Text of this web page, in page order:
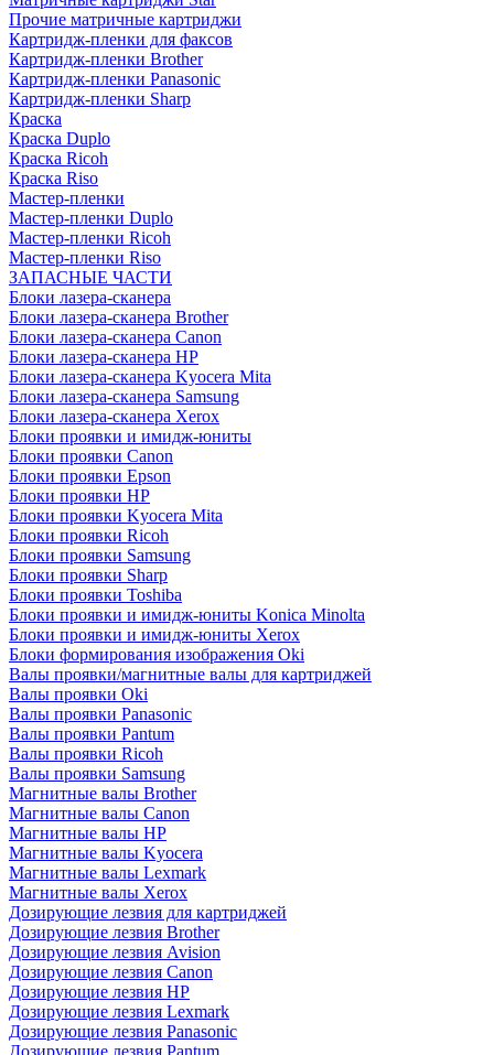
Прочие матричные картриджи
Картридж-пленки для факсов
Картридж-пленки Brother
Картридж-пленки Panasonic
Картридж-пленки Sharp
Краска
Краска Duplo
Краска Ricoh
Краска Riso
Мастер-пленки
Мастер-пленки Duplo
Мастер-пленки Ricoh
Мастер-пленки Riso
ЗАПАСНЫЕ ЧАСТИ
Блоки лазера-сканера
Блоки лазера-сканера Brother
Блоки лазера-сканера Canon
Блоки лазера-сканера HP
Блоки лазера-сканера Kyocera Mita
Блоки лазера-сканера Samsung
Блоки лазера-сканера Xerox
Блоки проявки и имидж-юниты
Блоки проявки Canon
Блоки проявки Epson
Блоки проявки HP
Блоки проявки Kyocera Mita
Блоки проявки Ricoh
Блоки проявки Samsung
Блоки проявки Sharp
Блоки проявки Toshiba
Блоки проявки и имидж-юниты Konica Minolta
Блоки проявки и имидж-юниты Xerox
Блоки формирования изображения Oki
Валы проявки/магнитные валы для картриджей
Валы проявки Oki
Валы проявки Panasonic
Валы проявки Pantum
Валы проявки Ricoh
Валы проявки Samsung
Магнитные валы Brother
Магнитные валы Canon
Магнитные валы HP
Магнитные валы Kyocera
Магнитные валы Lexmark
Магнитные валы Xerox
Дозирующие лезвия для картриджей
Дозирующие лезвия Brother
Дозирующие лезвия Avision
Дозирующие лезвия Canon
Дозирующие лезвия HP
Дозирующие лезвия Lexmark
Дозирующие лезвия Panasonic
Дозирующие лезвия Pantum